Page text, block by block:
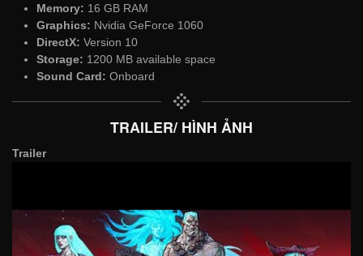
Memory: 16 GB RAM
Graphics: Nvidia GeForce 1060
DirectX: Version 10
Storage: 1200 MB available space
Sound Card: Onboard
TRAILER/ HÌNH ẢNH
Trailer